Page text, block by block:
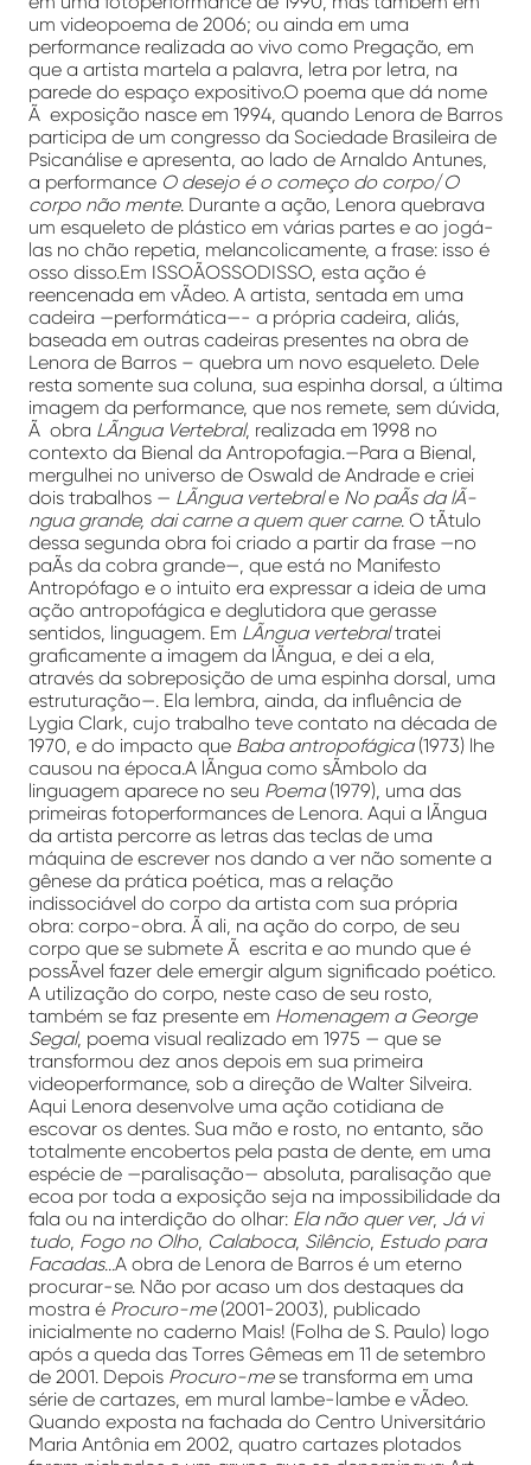
um videopoema de 2006; ou ainda em uma
performance realizada ao vivo como Pregação, em
que a artista martela a palavra, letra por letra, na
parede do espaço expositivo.O poema que dá nome
Ã exposição nasce em 1994, quando Lenora de Barros
participa de um congresso da Sociedade Brasileira de
Psicanálise e apresenta, ao lado de Arnaldo Antunes,
a performance O desejo é o começo do corpo/O
corpo não mente. Durante a ação, Lenora quebrava
um esqueleto de plástico em várias partes e ao jogá-
las no chão repetia, melancolicamente, a frase: isso é
osso disso.Em ISSOÃOSSODISSO, esta ação é
reencenada em vÃ­deo. A artista, sentada em uma
cadeira —performática—- a própria cadeira, aliás,
baseada em outras cadeiras presentes na obra de
Lenora de Barros – quebra um novo esqueleto. Dele
resta somente sua coluna, sua espinha dorsal, a última
imagem da performance, que nos remete, sem dúvida,
Ã obra LÃ­ngua Vertebral, realizada em 1998 no
contexto da Bienal da Antropofagia.—Para a Bienal,
mergulhei no universo de Oswald de Andrade e criei
dois trabalhos — LÃ­ngua vertebrale No paÃ­s da lÃ­
ngua grande, dai carne a quem quer carne. O tÃ­tulo
dessa segunda obra foi criado a partir da frase —no
paÃ­s da cobra grande—, que está no Manifesto
Antropófago e o intuito era expressar a ideia de uma
ação antropofágica e deglutidora que gerasse
sentidos, linguagem. Em LÃ­ngua vertebraltratei
graficamente a imagem da lÃ­ngua, e dei a ela,
através da sobreposição de uma espinha dorsal, uma
estruturação—. Ela lembra, ainda, da influência de
Lygia Clark, cujo trabalho teve contato na década de
1970, e do impacto que Baba antropofágica(1973) lhe
causou na época.A lÃ­ngua como sÃ­mbolo da
linguagem aparece no seu Poema(1979), uma das
primeiras fotoperformances de Lenora. Aqui a lÃ­ngua
da artista percorre as letras das teclas de uma
máquina de escrever nos dando a ver não somente a
gênese da prática poética, mas a relação
indissociável do corpo da artista com sua própria
obra: corpo-obra. Ã ali, na ação do corpo, de seu
corpo que se submete Ã escrita e ao mundo que é
possÃ­vel fazer dele emergir algum significado poético.
A utilização do corpo, neste caso de seu rosto,
também se faz presente em Homenagem a George
Segal, poema visual realizado em 1975 — que se
transformou dez anos depois em sua primeira
videoperformance, sob a direção de Walter Silveira.
Aqui Lenora desenvolve uma ação cotidiana de
escovar os dentes. Sua mão e rosto, no entanto, são
totalmente encobertos pela pasta de dente, em uma
espécie de —paralisação— absoluta, paralisação que
ecoa por toda a exposição seja na impossibilidade da
fala ou na interdição do olhar: Ela não quer ver, Já vi
tudo, Fogo no Olho, Calaboca, Silêncio, Estudo para
Facadas…A obra de Lenora de Barros é um eterno
procurar-se. Não por acaso um dos destaques da
mostra é Procuro-me(2001-2003), publicado
inicialmente no caderno Mais! (Folha de S. Paulo) logo
após a queda das Torres Gêmeas em 11 de setembro
de 2001. Depois Procuro-mese transforma em uma
série de cartazes, em mural lambe-lambe e vÃ­deo.
Quando exposta na fachada do Centro Universitário
Maria Antônia em 2002, quatro cartazes plotados